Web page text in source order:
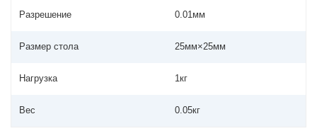
Разрешение 0.01мм
Размер стола 25мм×25мм
Нагрузка 1кг
Вес 0.05кг